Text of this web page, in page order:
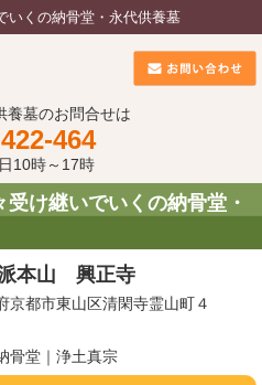
いくの納骨堂・永代供養墓
養墓のお問合せは
464
10時～17時
け継いでいくの納骨堂・
本山 興正寺
京都市東山区清閑寺霊山町４
骨堂｜浄土真宗